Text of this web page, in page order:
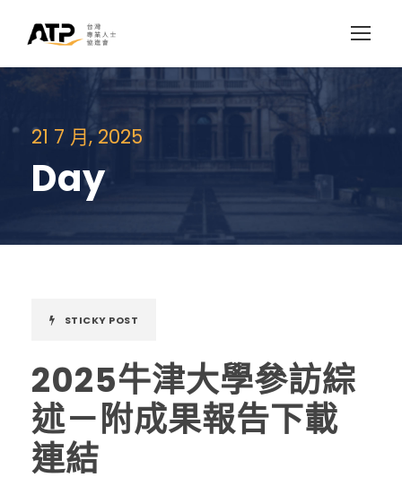
21 7 月, 2025
Day
STICKY POST
2025牛津大學參訪綜
述－附成果報告下載
連結